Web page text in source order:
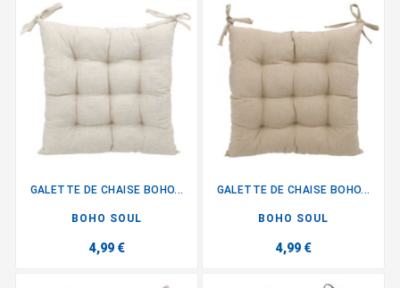
GALETTE DE CHAISE BOHO...
BOHO SOUL
4,99 €
GALETTE DE CHAISE BOHO...
BOHO SOUL
4,99 €